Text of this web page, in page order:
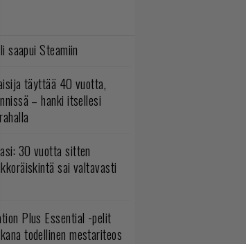
saapui Steamiin
täyttää 40 vuotta,
– hanki itsellesi
30 vuotta sitten
sai valtavasti
Plus Essential -pelit
todellinen mestariteos